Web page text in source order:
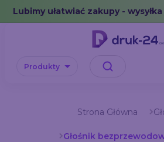
Error: No data in cache or invalid
Lubimy ułatwiać zakupy -
Produkty
Strona Główna
Głośnik